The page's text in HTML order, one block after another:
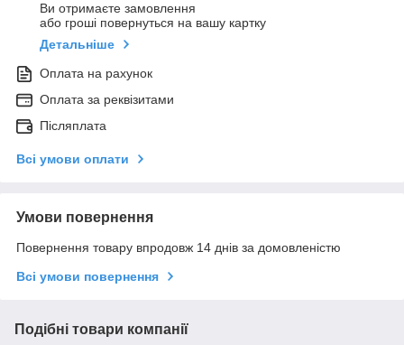
Ви отримаєте замовлення
або гроші повернуться на вашу картку
Детальніше
Оплата на рахунок
Оплата за реквізитами
Післяплата
Всі умови оплати
Умови повернення
Повернення товару впродовж 14 днів за домовленістю
Всі умови повернення
Подібні товари компанії